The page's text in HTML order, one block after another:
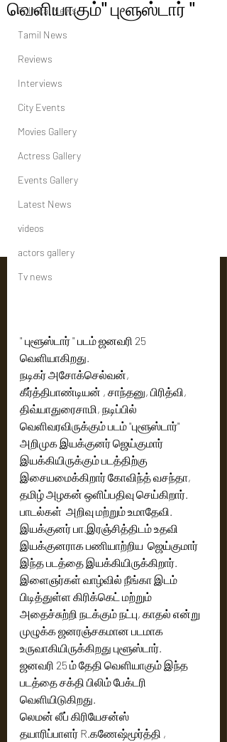
Political News
Tamil News
Reviews
Interviews
City Events
Movies Gallery
Actress Gallery
Events Gallery
Latest News
videos
actors gallery
Tv news
வெளியாகும்" புளூஸ்டார் "
" புளூஸ்டார் " படம் ஜனவரி 25
வெளியாகிறது.
நடிகர் அசோக்செல்வன்,
கீர்த்திபாண்டியன் , சாந்தனு, பிரித்வி,
திவ்யாதுரைசாமி, நடிப்பில்
வெளிவரவிருக்கும் படம் "புளூஸ்டார்"
அறிமுக இயக்குனர் ஜெய்குமார்
இயக்கியிருக்கும் படத்திற்கு
இசையமைக்கிறார் கோவிந்த் வசந்தா,
தமிழ் அழகன் ஒளிப்பதிவு செய்கிறார்.
பாடல்கள்  அறிவு மற்றும் உமாதேவி.
இயக்குனர் பா.இரஞ்சித்திடம் உதவி
இயக்குனராக பணியாற்றிய  ஜெய்குமார்
இந்த படத்தை இயக்கியிருக்கிறார்.
இளைஞர்கள் வாழ்வில் நீங்கா இடம்
பிடித்துள்ள கிரிக்கெட் மற்றும்
அதைச்சுற்றி நடக்கும் நட்பு, காதல் என்று
முழுக்க ஜனரஞ்சகமான படமாக
உருவாகியிருக்கிறது புளூஸ்டார்.
ஜனவரி 25 ம் தேதி வெளியாகும் இந்த
படத்தை சக்தி பிலிம் பேக்டரி
வெளியிடுகிறது.
லெமன் லீப் கிரியேசன்ஸ்
தயாரிப்பாளர் R.கணேஷ்மூர்த்தி ,